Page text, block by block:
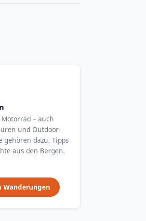
– auch
und Outdoor-
gehören dazu. Tipps
aus den Bergen.
Wanderungen